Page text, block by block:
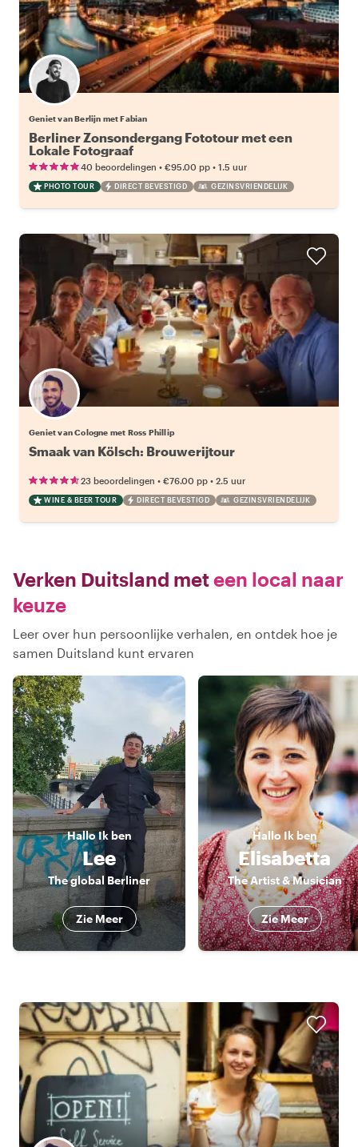
Geniet van Berlijn met Fabian
Berliner Zonsondergang Fototour met een
Lokale Fotograaf
40 beoordelingen • €95.00 pp • 1.5 uur
PHOTO TOUR DIRECT BEVESTIGD GEZINSVRIENDELIJK
Geniet van Cologne met Ross Phillip
Smaak van Kölsch: Brouwerijtour
23 beoordelingen • €76.00 pp • 2.5 uur
WINE & BEER TOUR DIRECT BEVESTIGD GEZINSVRIENDELIJK
Verken Duitsland meteen local naar
keuze
Leer over hun persoonlijke verhalen, en ontdek hoe je
samen Duitsland kunt ervaren
HalloIk ben
Lee
The global Berliner
Zie Meer
Hallo Ik ben
Elisabetta
The Artist & Musician
Zie Meer